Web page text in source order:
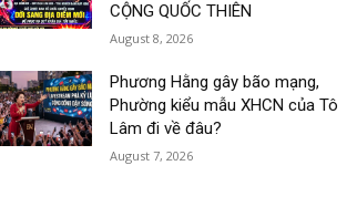
CỘNG QUỐC THIÊN
August 8, 2026
Phương Hằng gây bão mạng,
Phường kiểu mẫu XHCN của Tô
Lâm đi về đâu?
August 7, 2026